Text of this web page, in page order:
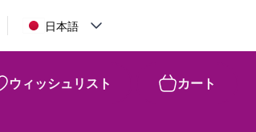
日本語
ウィッシュリスト カート